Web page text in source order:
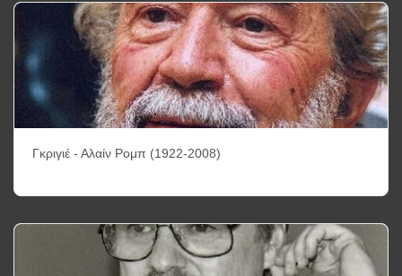
Γκριγιέ - Αλαίν Ρομπ (1922-2008)